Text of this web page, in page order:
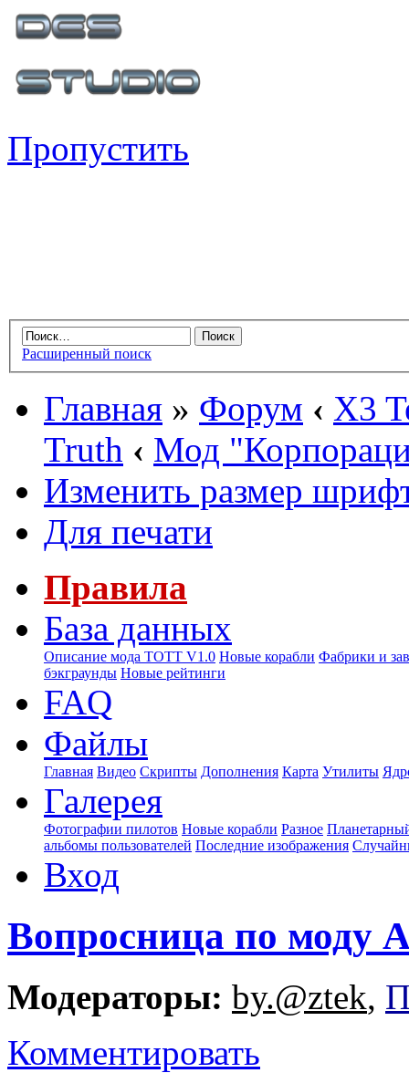
Пропустить
Расширенный поиск
Главная » Форум ‹ X3
Truth ‹ Мод
Изменить размер
Для печати
Правила
База данных
Описание мода ТОТТ V1.0 Новые корабли Фабрики и
бэкграунды Новые рейтинги
FAQ
Файлы
Главная Видео Скрипты Дополнения Карта Утилиты
Галерея
Фотографии пилотов Новые корабли Разное
альбомы пользователей Последние изображения
Вход
Вопросница по моду
Модераторы: by.@ztek,
Комментировать